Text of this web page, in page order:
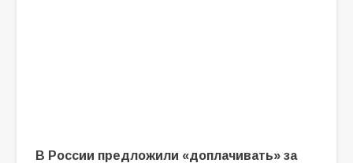
В России предложили «доплачивать» за